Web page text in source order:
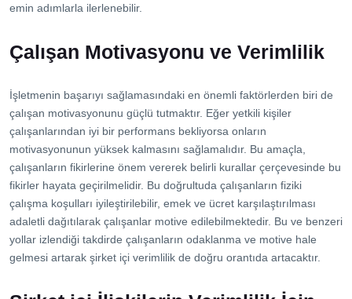
emin adımlarla ilerlenebilir.
Çalışan Motivasyonu ve Verimlilik
İşletmenin başarıyı sağlamasındaki en önemli faktörlerden biri de
çalışan motivasyonunu güçlü tutmaktır. Eğer yetkili kişiler
çalışanlarından iyi bir performans bekliyorsa onların
motivasyonunun yüksek kalmasını sağlamalıdır. Bu amaçla,
çalışanların fikirlerine önem vererek belirli kurallar çerçevesinde bu
fikirler hayata geçirilmelidir. Bu doğrultuda çalışanların fiziki
çalışma koşulları iyileştirilebilir, emek ve ücret karşılaştırılması
adaletli dağıtılarak çalışanlar motive edilebilmektedir. Bu ve benzeri
yollar izlendiği takdirde çalışanların odaklanma ve motive hale
gelmesi artarak şirket içi verimlilik de doğru orantıda artacaktır.